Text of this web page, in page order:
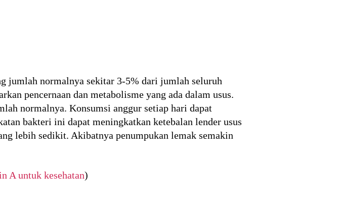
jumlah normalnya sekitar 3-5% dari jumlah seluruh
pencernaan dan metabolisme yang ada dalam usus.
normalnya. Konsumsi anggur setiap hari dapat
bakteri ini dapat meningkatkan ketebalan lender usus
lebih sedikit. Akibatnya penumpukan lemak semakin
A untuk kesehatan)